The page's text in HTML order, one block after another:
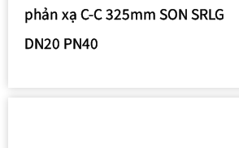
phản xạ C-C 325mm SON SRLG
DN20 PN40